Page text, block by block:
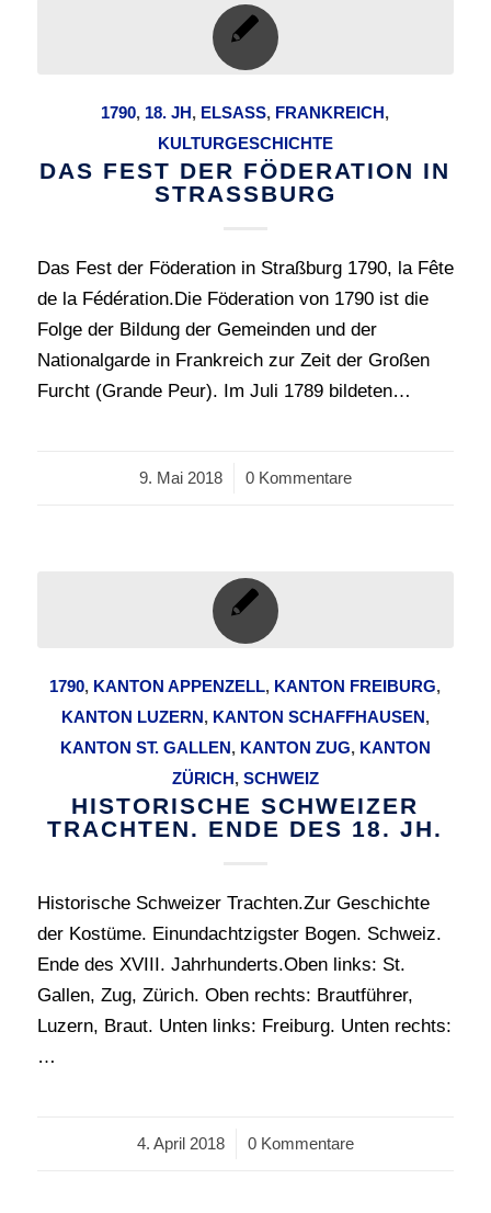
1790, 18. JH, ELSASS, FRANKREICH,
KULTURGESCHICHTE
DAS FEST DER FÖDERATION IN
STRASSBURG
Das Fest der Föderation in Straßburg 1790, la Fête
de la Fédération.Die Föderation von 1790 ist die
Folge der Bildung der Gemeinden und der
Nationalgarde in Frankreich zur Zeit der Großen
Furcht (Grande Peur). Im Juli 1789 bildeten…
9. Mai 2018
/ 0 Kommentare
1790, KANTON APPENZELL, KANTON FREIBURG,
KANTON‎ ‎LUZERN, KANTON SCHAFFHAUSEN,
KANTON ST. GALLEN, KANTON‎ ‎ZUG‎, KANTON
ZÜRICH, SCHWEIZ
HISTORISCHE SCHWEIZER
TRACHTEN. ENDE DES 18. JH.
Historische Schweizer Trachten.Zur Geschichte
der Kostüme. Einundachtzigster Bogen. Schweiz.
Ende des XVIII. Jahrhunderts.Oben links: St.
Gallen, Zug, Zürich. Oben rechts: Brautführer,
Luzern, Braut. Unten links: Freiburg. Unten rechts:
…
4. April 2018
/ 0 Kommentare